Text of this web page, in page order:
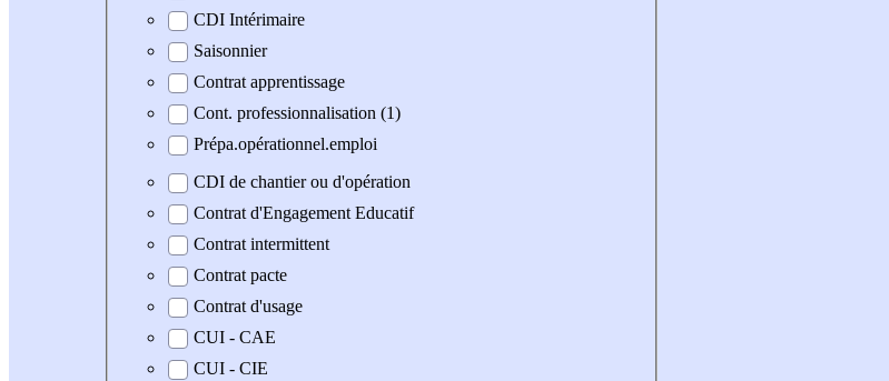
CDI Intérimaire
Saisonnier
Contrat apprentissage
Cont. professionnalisation (1)
Prépa.opérationnel.emploi
CDI de chantier ou d'opération
Contrat d'Engagement Educatif
Contrat intermittent
Contrat pacte
Contrat d'usage
CUI - CAE
CUI - CIE